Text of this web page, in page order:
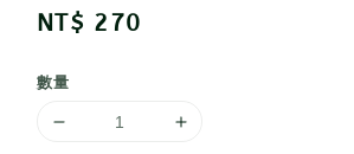
Regular
NT$ 270
數量